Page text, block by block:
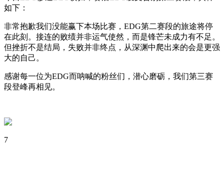
如下：
非常抱歉我们没能赢下本场比赛，EDG第二赛段的旅途将停
在此刻。接连的败绩并非运气使然，而是锋芒未成力有不足。
但挫折不是结局，失败并非终点，从深渊中爬出来的会是更强
大的自己。
感谢每一位为EDG而呐喊的粉丝们，潜心磨砺，我们第三赛
段登峰再相见。
7